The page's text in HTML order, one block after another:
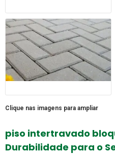
Clique nas imagens para ampliar
piso intertravado
Durabilidade para o